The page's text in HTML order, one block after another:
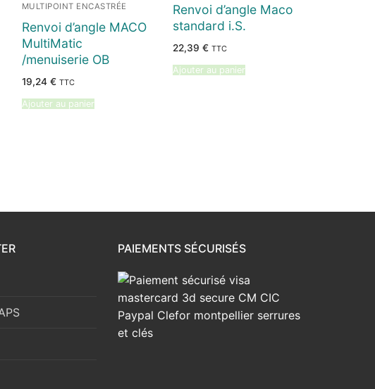
MULTIPOINT ENCASTRÉE
Renvoi d’angle MACO
MultiMatic
/menuiserie OB
19,24 € TTC
Ajouter au panier
Renvoi d’angle Maco
standard i.S.
22,39€ TTC
Ajouter au panier
PAIEMENTS SÉCURISÉS